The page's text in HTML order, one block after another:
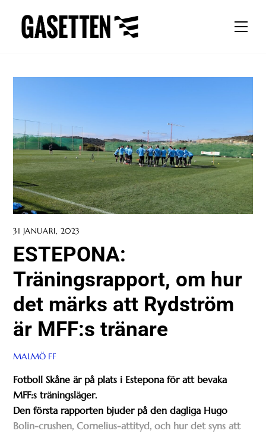
content
31 JANUARI, 2023
ESTEPONA:
Träningsrapport, om hur
det märks att Rydström
är MFF:s tränare
MALMÖ FF
Fotboll Skåne är på plats i Estepona för att bevaka
MFF:s träningsläger.
Den första rapporten bjuder på den dagliga Hugo
Bolin-crushen, Cornelius-attityd, och hur det syns att